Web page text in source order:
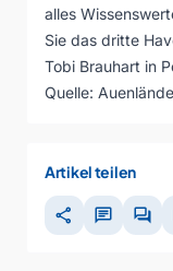
alles
Sie das dritte
Tobi Brauhart in
Quelle:
Artikel teilen
share chat forum